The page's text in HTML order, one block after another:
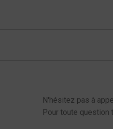
N'hésitez pas à
Pour toute question